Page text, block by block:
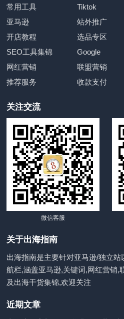
常用工具 Tiktok
亚马逊
站外推广
开店教程
选品专区
SEO工具集锦
Google
网红营销
联盟营销
推荐服务
收款支付
关注交流
微信客服
关于出海指南
出海指南是主要针对亚马逊/独立
航栏,涵盖亚马逊,关键词,网红营销,
及出海干货集锦,欢迎关注
近期文章